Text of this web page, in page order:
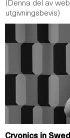
utgivningsbevis)
Cryonics in